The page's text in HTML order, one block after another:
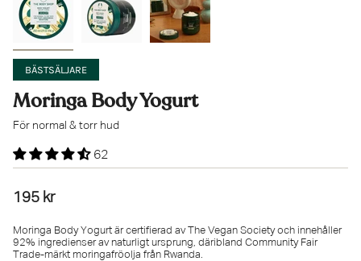
BÄSTSÄLJARE
Moringa Body Yogurt
För normal & torr hud
62
195 kr
Moringa Body Yogurt är certifierad av The Vegan Society och innehåller
92% ingredienser av naturligt ursprung, däribland Community Fair
Trade-märkt moringafröolja från Rwanda.